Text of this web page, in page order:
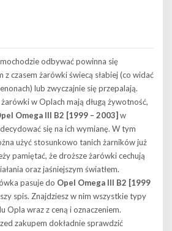
odbywać powinna się
z czasem żarówki świecą słabiej (co widać
lub zwyczajnie się przepalają.
w Oplach mają długą żywotność,
Omega III B2 [1999 – 2003] w
się na ich wymianę. W tym
użyć stosunkowo tanich żarników już
pamiętać, że droższe żarówki cechują
oraz jaśniejszym światłem.
pasuje do Opel Omega III B2 [1999
spis. Znajdziesz w nim wszystkie typy
Opla wraz z ceną i oznaczeniem.
zakupem dokładnie sprawdzić